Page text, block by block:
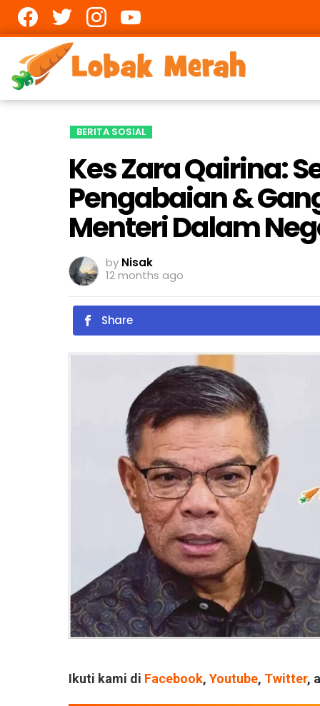
BERITA SOSIAL
Kes Zara Qairina:
Pengabaian &
Menteri Dalam
by Nisak
12 months ago
Share
Ikuti kami di Facebook, Youtube, Twitter,